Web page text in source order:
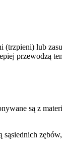
(trzpieni) lub
przewodzą
są z
sąsiednich